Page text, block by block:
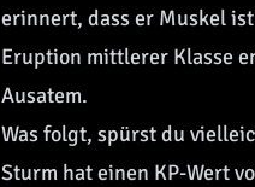
erinnert, dass er Muskel
Eruption mittlerer Klasse
Ausatem.
Was folgt, spürst du
Sturm hat einen KP-Wert